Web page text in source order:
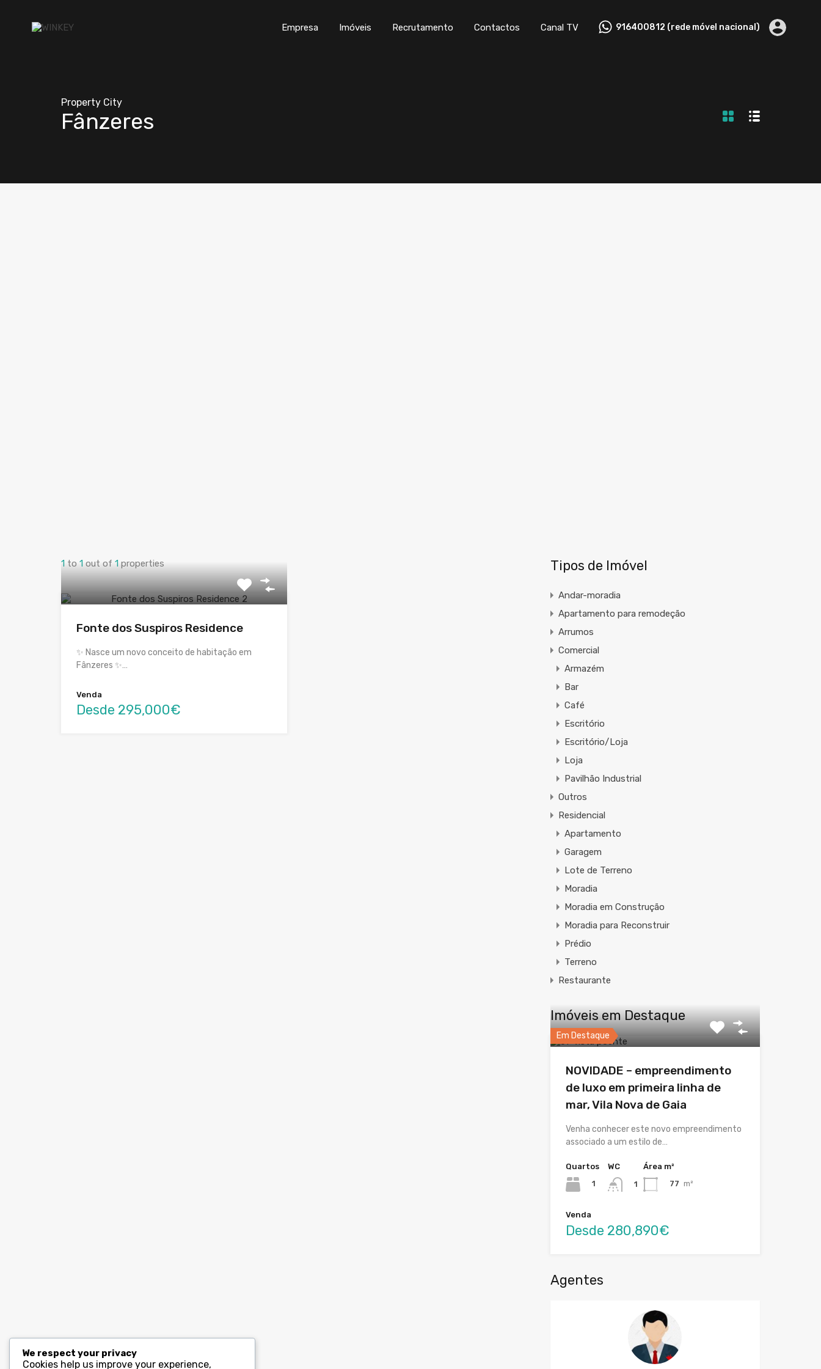
Empresa Imóveis Recrutamento Contactos Canal TV 916400812 (rede móvel nacional)
Empresa Imóveis Recrutamento Contactos Canal TV 916400812 (rede móvel nacional)
Property City
Fânzeres
1 to 1 out of 1 properties
Fonte dos Suspiros Residence
✨ Nasce um novo conceito de habitação em
Fânzeres ✨…
Venda
Desde 295,000€
Tipos de Imóvel
Andar-moradia
Apartamento para remodeção
Arrumos
Comercial
Armazém
Bar
Café
Escritório
Escritório/Loja
Loja
Pavilhão Industrial
Outros
Residencial
Apartamento
Garagem
Lote de Terreno
Moradia
Moradia em Construção
Moradia para Reconstruir
Prédio
Terreno
Restaurante
Imóveis em Destaque
Em Destaque
NOVIDADE – empreendimento
de luxo em primeira linha de
mar, Vila Nova de Gaia
Venha conhecer este novo empreendimento
associado a um estilo de…
Quartos
1
WC
1
Área m²
77 m²
Venda
Desde 280,890€
Agentes
We respect your privacy
Cookies help us improve your experience,